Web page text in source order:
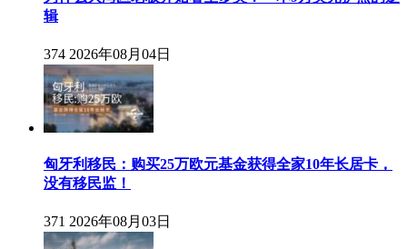
辑
374 2026年08月04日
匈牙利移民：购买25万欧元基金获得全家10年长居卡，
没有移民监！
371 2026年08月03日